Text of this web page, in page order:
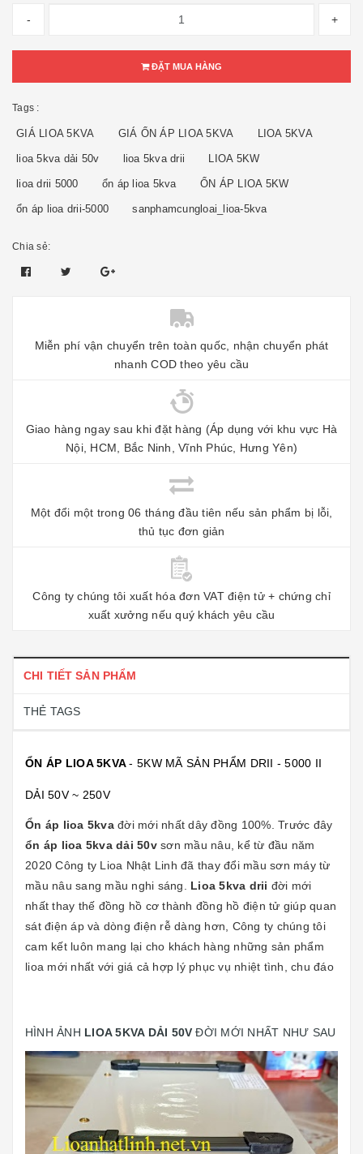
- +
ĐẶT MUA HÀNG
Tags :
GIÁ LIOA 5KVA GIÁ ỔN ÁP LIOA 5KVA LIOA 5KVA
lioa 5kva dải 50v lioa 5kva drii LIOA 5KW
lioa drii 5000 ổn áp lioa 5kva ỔN ÁP LIOA 5KW
ổn áp lioa drii-5000 sanphamcungloai_lioa-5kva
Chia sẻ:
Miễn phí vận chuyển trên toàn quốc, nhận chuyển phát
nhanh COD theo yêu cầu
Giao hàng ngay sau khi đặt hàng (Áp dụng với khu vực Hà
Nội, HCM, Bắc Ninh, Vĩnh Phúc, Hưng Yên)
Một đổi một trong 06 tháng đầu tiên nếu sản phẩm bị lỗi,
thủ tục đơn giản
Công ty chúng tôi xuất hóa đơn VAT điện tử + chứng chỉ
xuất xưởng nếu quý khách yêu cầu
CHI TIẾT SẢN PHẨM
THẺ TAGS
ỔN ÁP LIOA 5KVA- 5KW MÃ SẢN PHẨM DRII - 5000 II
DẢI 50V ~ 250V
Ổn áp lioa 5kva đời mới nhất dây đồng 100%. Trước đây
ổn áp lioa 5kva dải 50vsơn mầu nâu, kể từ đầu năm
2020 Công ty Lioa Nhật Linh đã thay đổi mầu sơn máy từ
mầu nâu sang mầu nghi sáng. Lioa 5kva drii đời mới
nhất thay thế đồng hồ cơ thành đồng hồ điện tử giúp quan
sát điện áp và dòng điện rễ dàng hơn, Công ty chúng tôi
cam kết luôn mang lại cho khách hàng những sản phẩm
lioa mới nhất với giá cả hợp lý phục vụ nhiệt tình, chu đáo
HÌNH ẢNH LIOA 5KVA DẢI 50VĐỜI MỚI NHẤT NHƯ SAU